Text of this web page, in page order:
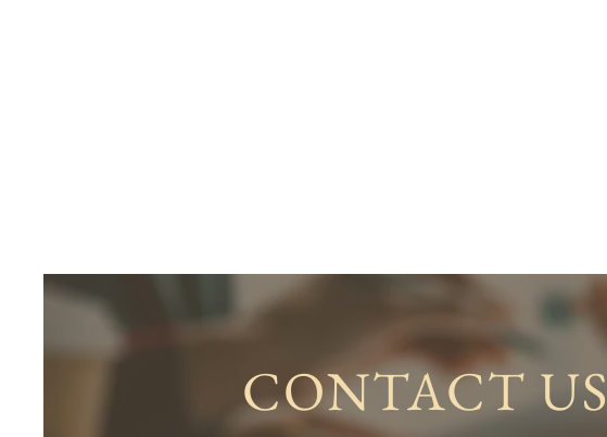
CONTACT US